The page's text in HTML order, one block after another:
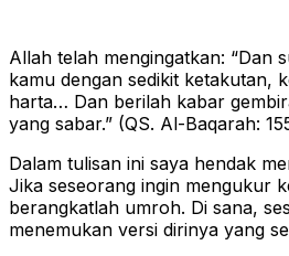
Allah telah mengingatkan: “Dan
kamu dengan sedikit ketakutan,
harta… Dan berilah kabar
yang sabar.” (QS. Al-Baqarah:
Dalam tulisan ini saya hendak
Jika seseorang ingin mengukur
berangkatlah umroh. Di sana,
menemukan versi dirinya yang